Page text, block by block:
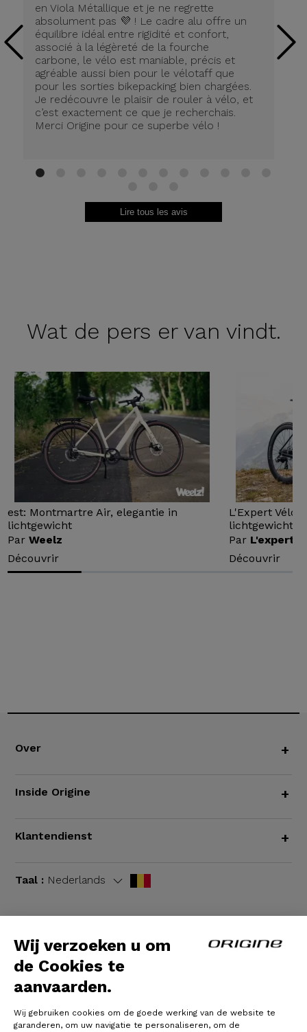
Wij verzoeken u om
de Cookies te
aanvaarden.
Wij gebruiken cookies om de goede werking van de website te
garanderen, om uw navigatie te personaliseren, om de
en Viola Métallique et je ne regrette
absolument pas 💜 ! Le cadre alu offre un
équilibre idéal entre rigidité et confort,
associé à la légèreté de la fourche
carbone, le vélo est maniable, précis et
agréable aussi bien pour le vélotaff que
pour les sorties bikepacking bien chargées.
Je redécouvre le plaisir de rouler à vélo, et
c’est exactement ce que je recherchais.
Merci Origine pour ce superbe vélo !
1
Lire tous les avis
Wat de pers er van vindt.
est: Montmartre Air, elegantie in
lichtgewicht
ParWeelz
Découvrir
L'Expert Vélo
lichtgewicht...
Par L'expert
Découvrir
Over +
Inside Origine +
Klantendienst +
Taal : Nederlands
Algemene voorwaarden |